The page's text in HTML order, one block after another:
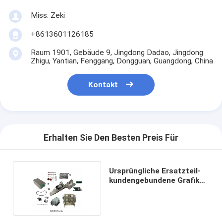
Miss. Zeki
+8613601126185
Raum 1901, Gebäude 9, Jingdong Dadao, Jingdong
Zhigu, Yantian, Fenggang, Dongguan, Guangdong, China
Kontakt
Erhalten Sie Den Besten Preis Für
Ursprüngliche Ersatzteil-
kundengebundene Grafik